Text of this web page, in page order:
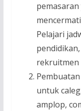
Pelajari
rekruitmen
untuk
amplop,